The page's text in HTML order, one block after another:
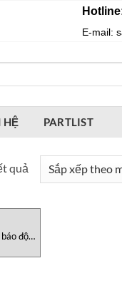
E-mail:
HỆ PARTLIST
quảĐã
sắp
mới
nhất
động